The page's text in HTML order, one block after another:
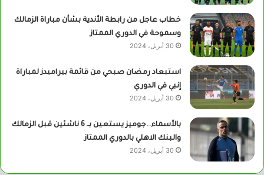
خطاب عاجل من رابطة الأندية بشأن مباراة الزمالك
وسموحة في الدوري الممتاز
30 أبريل، 2024
استبعاد رمضان صبحي من قائمة بيراميدز لمباراة
إنبي في الدوري
30 أبريل، 2024
بالأسماء..جوميز يستعين بــ 6 ناشئين قبل الزمالك
والبنك الاهلي بالدوري الممتاز
30 أبريل، 2024